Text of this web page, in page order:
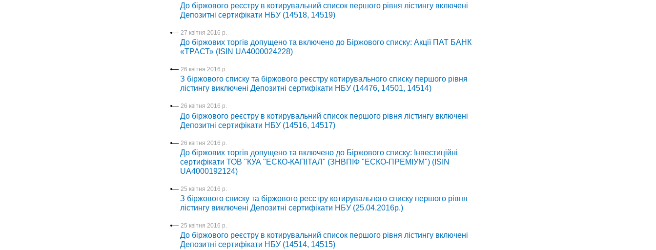
До біржового реєстру в котирувальний список першого рівня лістингу включені
Депозитні сертифікати НБУ (14518, 14519)
27 квітня 2016 р.
До біржових торгів допущено та включено до Біржового списку: Акції ПАТ БАНК
«ТРАСТ» (ISIN UA4000024228)
26 квітня 2016 р.
З біржового списку та біржового реєстру котирувального списку першого рівня
лістингу виключені Депозитні сертифікати НБУ (14476, 14501, 14514)
26 квітня 2016 р.
До біржового реєстру в котирувальний список першого рівня лістингу включені
Депозитні сертифікати НБУ (14516, 14517)
26 квітня 2016 р.
До біржових торгів допущено та включено до Біржового списку: Інвестиційні
сертифікати ТОВ "КУА "ЕСКО-КАПІТАЛ" (ЗНВПІФ "ЕСКО-ПРЕМІУМ") (ISIN
UA4000192124)
25 квітня 2016 р.
З біржового списку та біржового реєстру котирувального списку першого рівня
лістингу виключені Депозитні сертифікати НБУ (25.04.2016р.)
25 квітня 2016 р.
До біржового реєстру в котирувальний список першого рівня лістингу включені
Депозитні сертифікати НБУ (14514, 14515)